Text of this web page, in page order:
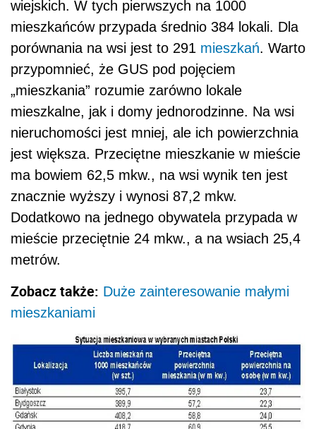
wiejskich. W tych pierwszych na 1000
mieszkańców przypada średnio 384 lokali. Dla
porównania na wsi jest to 291 mieszkań. Warto
przypomnieć, że GUS pod pojęciem
„mieszkania” rozumie zarówno lokale
mieszkalne, jak i domy jednorodzinne. Na wsi
nieruchomości jest mniej, ale ich powierzchnia
jest większa. Przeciętne mieszkanie w mieście
ma bowiem 62,5 mkw., na wsi wynik ten jest
znacznie wyższy i wynosi 87,2 mkw.
Dodatkowo na jednego obywatela przypada w
mieście przeciętnie 24 mkw., a na wsiach 25,4
metrów.
Zobacz także: Duże zainteresowanie małymi
mieszkaniami